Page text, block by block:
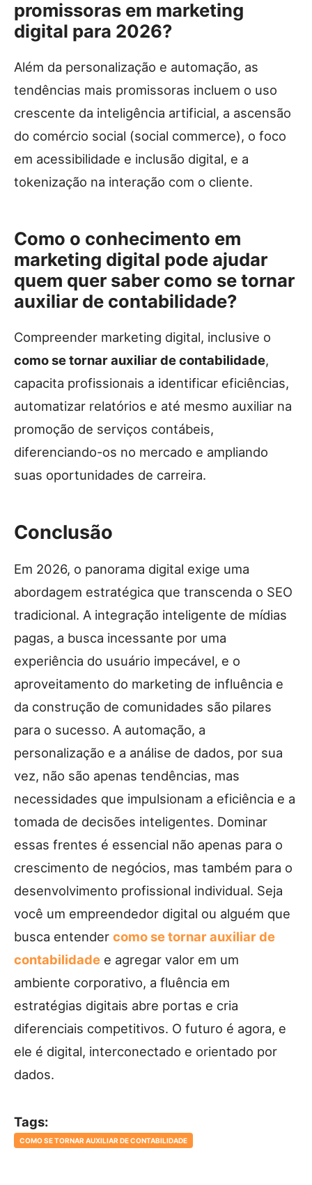
promissoras em marketing
digital para 2026?
Além da personalização e automação, as
tendências mais promissoras incluem o uso
crescente da inteligência artificial, a ascensão
do comércio social (social commerce), o foco
em acessibilidade e inclusão digital, e a
tokenização na interação com o cliente.
Como o conhecimento em
marketing digital pode ajudar
quem quer saber como se tornar
auxiliar de contabilidade?
Compreender marketing digital, inclusive o
como se tornar auxiliar de contabilidade,
capacita profissionais a identificar eficiências,
automatizar relatórios e até mesmo auxiliar na
promoção de serviços contábeis,
diferenciando-os no mercado e ampliando
suas oportunidades de carreira.
Conclusão
Em 2026, o panorama digital exige uma
abordagem estratégica que transcenda o SEO
tradicional. A integração inteligente de mídias
pagas, a busca incessante por uma
experiência do usuário impecável, e o
aproveitamento do marketing de influência e
da construção de comunidades são pilares
para o sucesso. A automação, a
personalização e a análise de dados, por sua
vez, não são apenas tendências, mas
necessidades que impulsionam a eficiência e a
tomada de decisões inteligentes. Dominar
essas frentes é essencial não apenas para o
crescimento de negócios, mas também para o
desenvolvimento profissional individual. Seja
você um empreendedor digital ou alguém que
busca entender como se tornar auxiliar de
contabilidade e agregar valor em um
ambiente corporativo, a fluência em
estratégias digitais abre portas e cria
diferenciais competitivos. O futuro é agora, e
ele é digital, interconectado e orientado por
dados.
Tags:
COMO SE TORNAR AUXILIAR DE CONTABILIDADE